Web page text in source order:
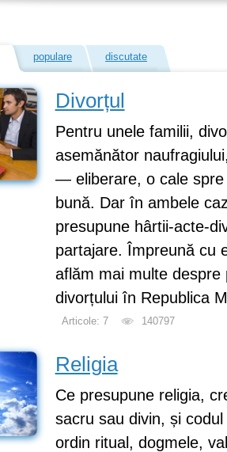
populare discutate
Divorțul
Pentru unele familii,
asemănător
— eliberare, o cale spre
bună. Dar în ambele
presupune hârtii-acte-
partajare. Împreună cu
aflăm mai multe despre
divorțului în Republica
Articole: 7 140797
Religia
Ce presupune religia,
sacru sau divin, și
ordin ritual, dogmele,